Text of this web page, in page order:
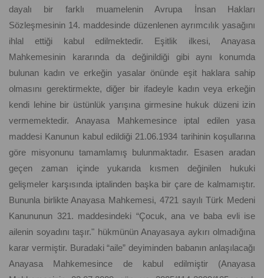
dayalı bir farklı muamelenin Avrupa İnsan Hakları
Sözleşmesinin 14. maddesinde düzenlenen ayrımcılık yasağını
ihlal ettiği kabul edilmektedir. Eşitlik ilkesi, Anayasa
Mahkemesinin kararında da değinildiği gibi aynı konumda
bulunan kadın ve erkeğin yasalar önünde eşit haklara sahip
olmasını gerektirmekte, diğer bir ifadeyle kadın veya erkeğin
kendi lehine bir üstünlük yarışına girmesine hukuk düzeni izin
vermemektedir. Anayasa Mahkemesince iptal edilen yasa
maddesi Kanunun kabul edildiği 21.06.1934 tarihinin koşullarına
göre misyonunu tamamlamış bulunmaktadır. Esasen aradan
geçen zaman içinde yukarıda kısmen değinilen hukuki
gelişmeler karşısında iptalinden başka bir çare de kalmamıştır.
Bununla birlikte Anayasa Mahkemesi, 4721 sayılı Türk Medeni
Kanununun 321. maddesindeki “Çocuk, ana ve baba evli ise
ailenin soyadını taşır." hükmünün Anayasaya aykırı olmadığına
karar vermiştir. Buradaki “aile” deyiminden babanın anlaşılacağı
Anayasa Mahkemesince de kabul edilmiştir (Anayasa